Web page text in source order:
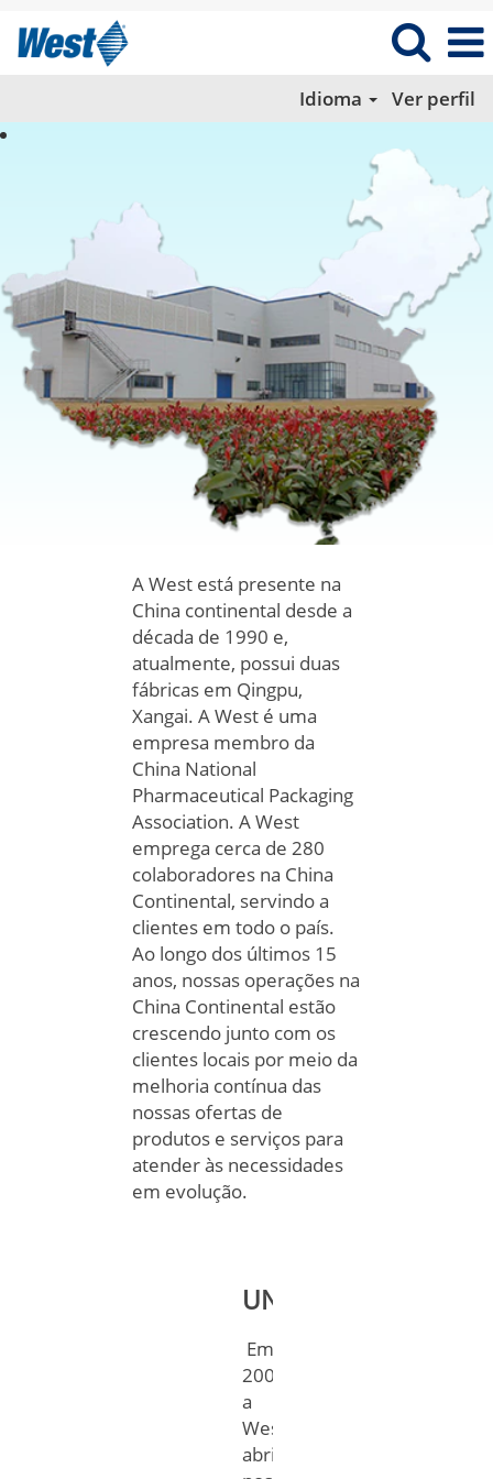
Idioma Ver perfil
China
Continental
A West está presente na
China continental desde a
década de 1990 e,
atualmente, possui duas
fábricas em Qingpu,
Xangai. A West é uma
empresa membro da
China National
Pharmaceutical Packaging
Association. A West
emprega cerca de 280
colaboradores na China
Continental, servindo a
clientes em todo o país.
Ao longo dos últimos 15
anos, nossas operações na
China Continental estão
crescendo junto com os
clientes locais por meio da
melhoria contínua das
nossas ofertas de
produtos e serviços para
atender às necessidades
em evolução.
UNIDADES
Em
2005,
a
West
abriu